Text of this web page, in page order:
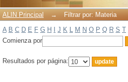
ALIN Principal →
Filtrar por: Materia
A B C D E F G H J K L M N O P Q R S T
Comienza por
Resultados por página: